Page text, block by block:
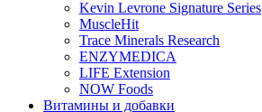
Kevin Levrone Signature Series
MuscleHit
Trace Minerals Research
ENZYMEDICA
LIFE Extension
NOW Foods
Витамины и добавки